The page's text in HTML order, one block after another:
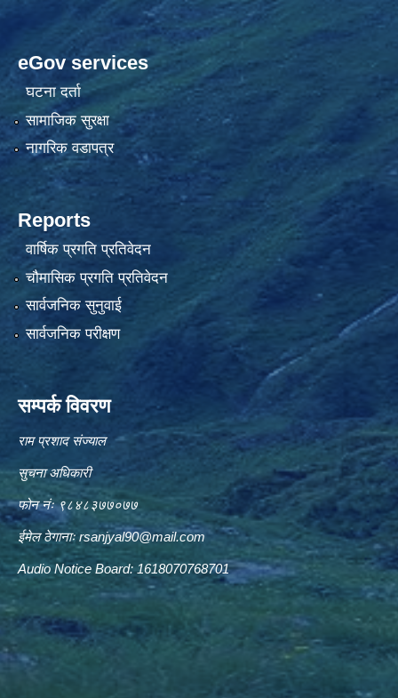
eGov services
घटना दर्ता
सामाजिक सुरक्षा
नागरिक वडापत्र
Reports
वार्षिक प्रगति प्रतिवेदन
चौमासिक प्रगति प्रतिवेदन
सार्वजनिक सुनुवाई
सार्वजनिक परीक्षण
सम्पर्क विवरण
राम प्रशाद संज्याल
सुचना अधिकारी
फोन नंः ९८४८३७७०७७
ईमेल ठेगानाःrsanjyal90@mail.com
Audio Notice Board: 1618070768701